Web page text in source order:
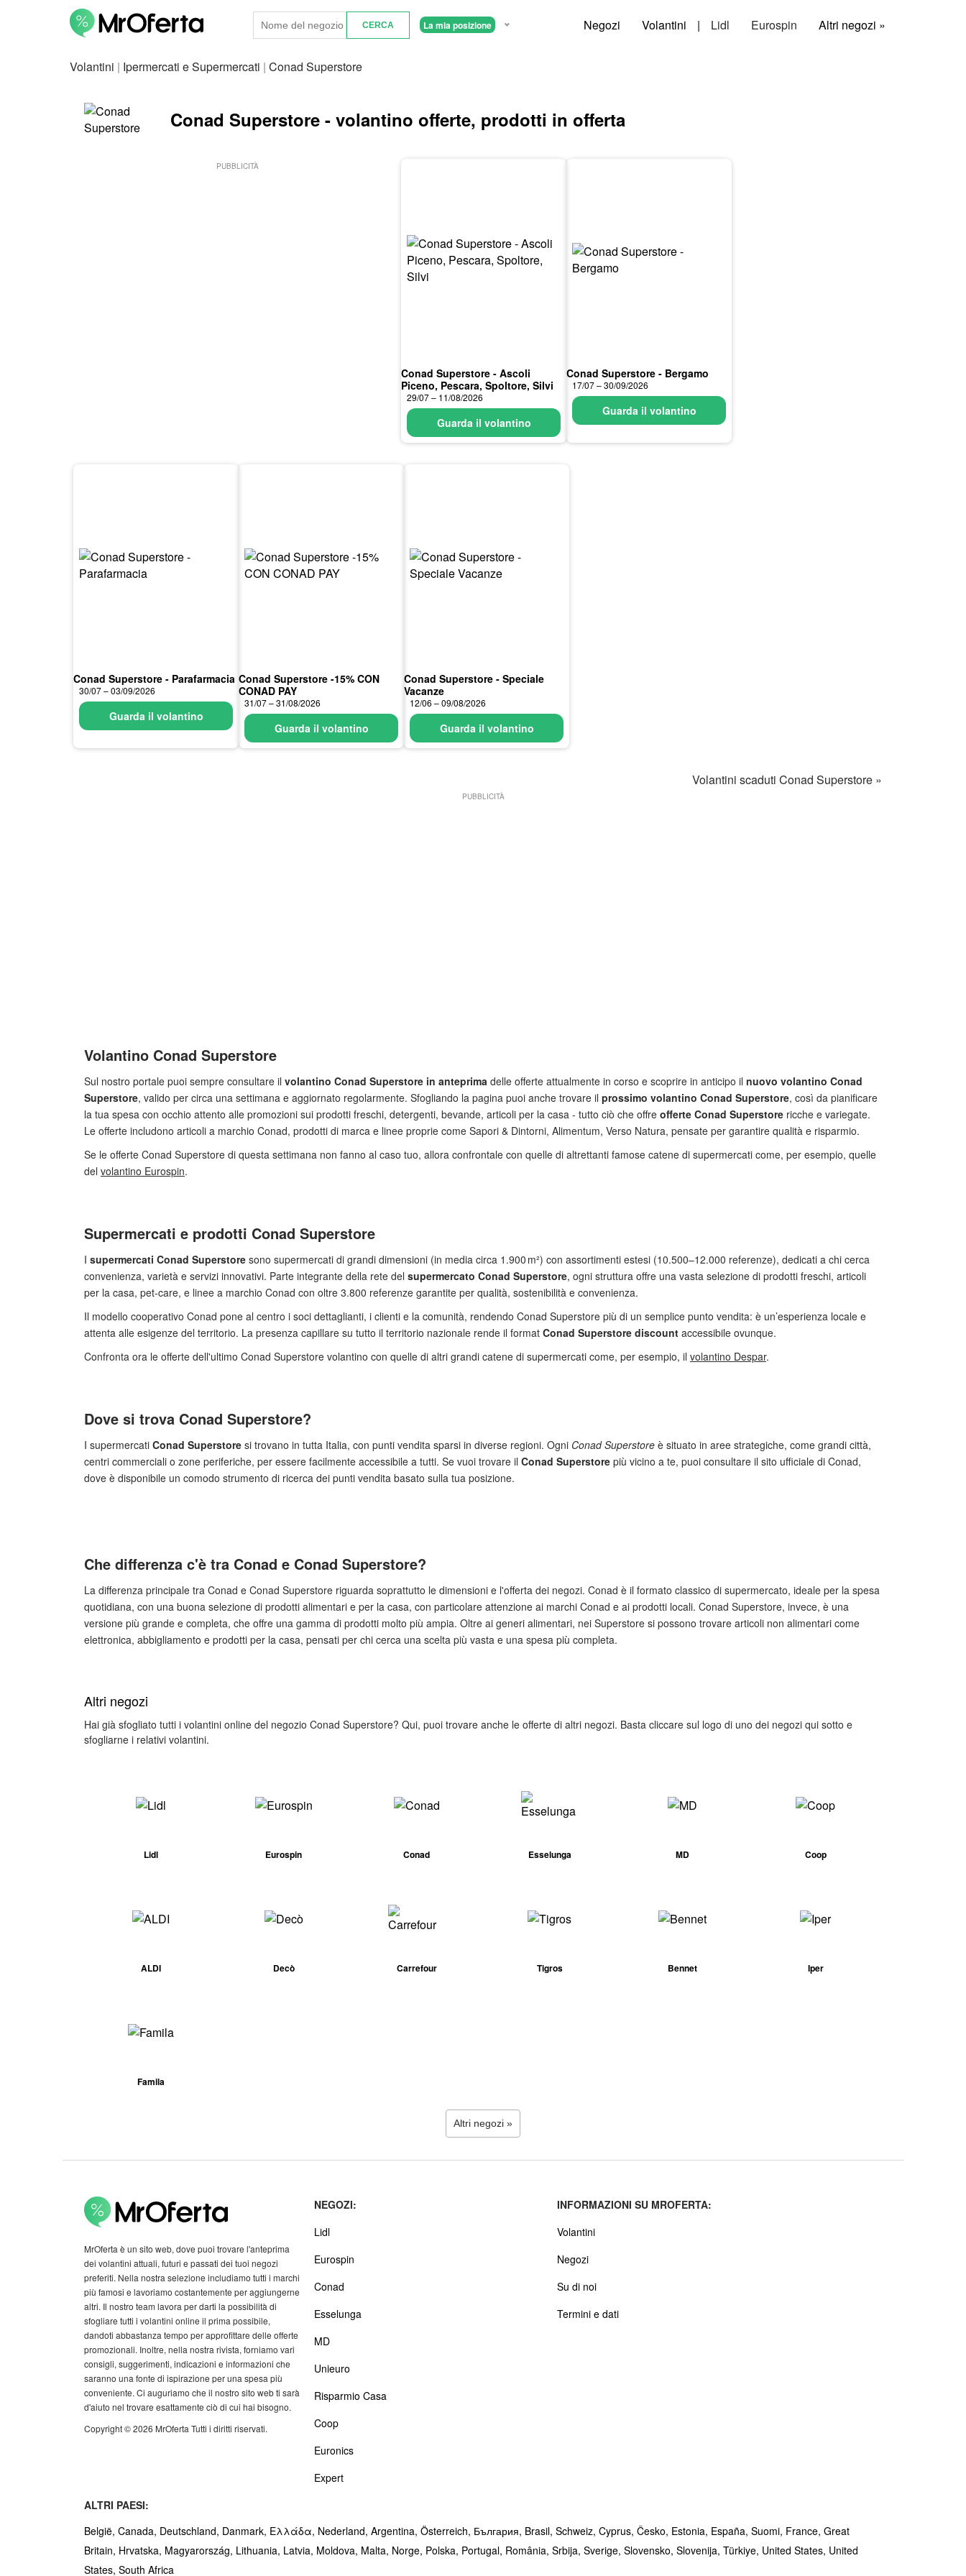
La mia posizione Negozi Volantini | Lidl Eurospin Altri negozi »
Volantini | Ipermercati e Supermercati | Conad Superstore
Conad Superstore - volantino offerte, prodotti in offerta
PUBBLICITÀ
Conad Superstore - Ascoli
Piceno, Pescara, Spoltore, Silvi
29/07 – 11/08/2026
Guarda il volantino
Conad Superstore - Bergamo
17/07 – 30/09/2026
Guarda il volantino
Conad Superstore - Parafarmacia
30/07 – 03/09/2026
Guarda il volantino
Conad Superstore -15% CON
CONAD PAY
31/07 – 31/08/2026
Guarda il volantino
Conad Superstore - Speciale
Vacanze
12/06 – 09/08/2026
Guarda il volantino
Volantini scaduti Conad Superstore »
PUBBLICITÀ
Volantino Conad Superstore
Sul nostro portale puoi sempre consultare il volantino Conad Superstore in anteprima delle offerte attualmente in corso e scoprire in anticipo il nuovo volantino Conad
Superstore, valido per circa una settimana e aggiornato regolarmente. Sfogliando la pagina puoi anche trovare il prossimo volantino Conad Superstore, così da pianificare
la tua spesa con occhio attento alle promozioni sui prodotti freschi, detergenti, bevande, articoli per la casa ‑ tutto ciò che offre offerte Conad Superstore ricche e variegate.
Le offerte includono articoli a marchio Conad, prodotti di marca e linee proprie come Sapori & Dintorni, Alimentum, Verso Natura, pensate per garantire qualità e risparmio.
Se le offerte Conad Superstore di questa settimana non fanno al caso tuo, allora confrontale con quelle di altrettanti famose catene di supermercati come, per esempio, quelle
del volantino Eurospin.
Supermercati e prodotti Conad Superstore
I supermercati Conad Superstore sono supermercati di grandi dimensioni (in media circa 1.900 m²) con assortimenti estesi (10.500–12.000 referenze), dedicati a chi cerca
convenienza, varietà e servizi innovativi. Parte integrante della rete del supermercato Conad Superstore, ogni struttura offre una vasta selezione di prodotti freschi, articoli
per la casa, pet‑care, e linee a marchio Conad con oltre 3.800 referenze garantite per qualità, sostenibilità e convenienza.
Il modello cooperativo Conad pone al centro i soci dettaglianti, i clienti e la comunità, rendendo Conad Superstore più di un semplice punto vendita: è un’esperienza locale e
attenta alle esigenze del territorio. La presenza capillare su tutto il territorio nazionale rende il format Conad Superstore discount accessibile ovunque.
Confronta ora le offerte dell'ultimo Conad Superstore volantino con quelle di altri grandi catene di supermercati come, per esempio, il volantino Despar.
Dove si trova Conad Superstore?
I supermercati Conad Superstore si trovano in tutta Italia, con punti vendita sparsi in diverse regioni. Ogni Conad Superstore è situato in aree strategiche, come grandi città,
centri commerciali o zone periferiche, per essere facilmente accessibile a tutti. Se vuoi trovare il Conad Superstore più vicino a te, puoi consultare il sito ufficiale di Conad,
dove è disponibile un comodo strumento di ricerca dei punti vendita basato sulla tua posizione.
Che differenza c'è tra Conad e Conad Superstore?
La differenza principale tra Conad e Conad Superstore riguarda soprattutto le dimensioni e l'offerta dei negozi. Conad è il formato classico di supermercato, ideale per la spesa
quotidiana, con una buona selezione di prodotti alimentari e per la casa, con particolare attenzione ai marchi Conad e ai prodotti locali. Conad Superstore, invece, è una
versione più grande e completa, che offre una gamma di prodotti molto più ampia. Oltre ai generi alimentari, nei Superstore si possono trovare articoli non alimentari come
elettronica, abbigliamento e prodotti per la casa, pensati per chi cerca una scelta più vasta e una spesa più completa.
Altri negozi
Hai già sfogliato tutti i volantini online del negozio Conad Superstore? Qui, puoi trovare anche le offerte di altri negozi. Basta cliccare sul logo di uno dei negozi qui sotto e
sfogliarne i relativi volantini.
Lidl Eurospin Conad Esselunga MD Coop
ALDI Decò Carrefour Tigros Bennet Iper
Famila
Altri negozi »
MrOferta è un sito web, dove puoi trovare l'anteprima
dei volantini attuali, futuri e passati dei tuoi negozi
preferiti. Nella nostra selezione includiamo tutti i marchi
più famosi e lavoriamo costantemente per aggiungerne
altri. Il nostro team lavora per darti la possibilità di
sfogliare tutti i volantini online il prima possibile,
dandoti abbastanza tempo per approfittare delle offerte
promozionali. Inoltre, nella nostra rivista, forniamo vari
consigli, suggerimenti, indicazioni e informazioni che
saranno una fonte di ispirazione per una spesa più
conveniente. Ci auguriamo che il nostro sito web ti sarà
d'aiuto nel trovare esattamente ciò di cui hai bisogno.
Copyright © 2026 MrOferta Tutti i diritti riservati.
NEGOZI:
Lidl
Eurospin
Conad
Esselunga
MD
Unieuro
Risparmio Casa
Coop
Euronics
Expert
INFORMAZIONI SU MROFERTA:
Volantini
Negozi
Su di noi
Termini e dati
ALTRI PAESI:
België, Canada, Deutschland, Danmark, Ελλάδα, Nederland, Argentina, Österreich, България, Brasil, Schweiz, Cyprus, Česko, Estonia, España, Suomi, France, Great
Britain, Hrvatska, Magyarország, Lithuania, Latvia, Moldova, Malta, Norge, Polska, Portugal, România, Srbija, Sverige, Slovensko, Slovenija, Türkiye, United States, United
States, South Africa